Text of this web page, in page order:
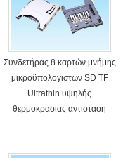
Συνδετήρας 8 καρτών μνήμης
μικροϋπολογιστών SD TF
Ultrathin υψηλής
θερμοκρασίας αντίσταση